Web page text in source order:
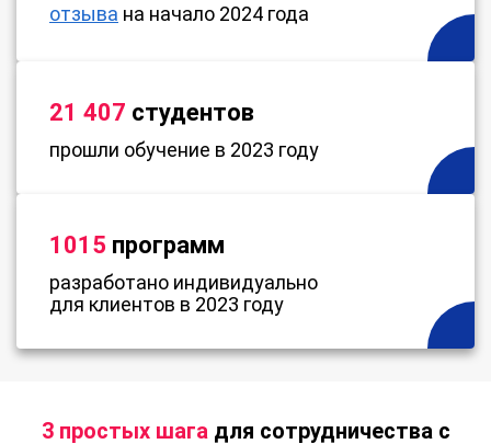
отзыва на начало 2024 года
21 407 студентов
прошли обучение в 2023 году
1015 программ
разработано индивидуально
для клиентов в 2023 году
3 простых шагадля сотрудничества с